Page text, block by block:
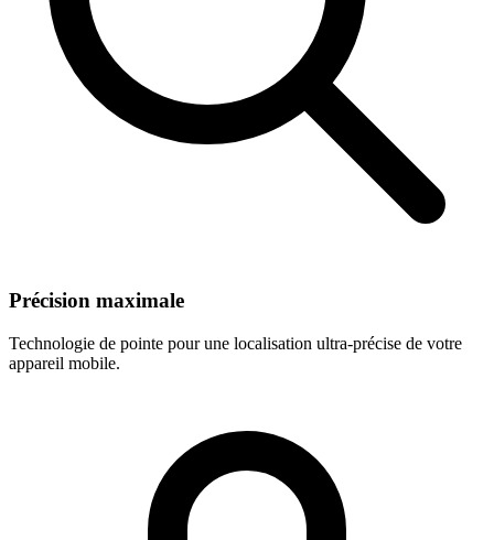
Précision maximale
Technologie de pointe pour une localisation ultra-précise de votre
appareil mobile.